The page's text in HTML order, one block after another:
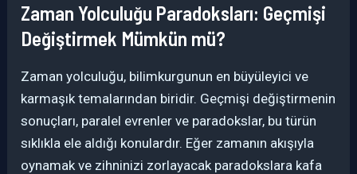
Zaman Yolculuğu Paradoksları: Geçmişi
Değiştirmek Mümkün mü?
Zaman yolculuğu, bilimkurgunun en büyüleyici ve
karmaşık temalarından biridir. Geçmişi değiştirmenin
sonuçları, paralel evrenler ve paradokslar, bu türün
sıklıkla ele aldığı konulardır. Eğer zamanın akışıyla
oynamak ve zihninizi zorlayacak paradokslara kafa